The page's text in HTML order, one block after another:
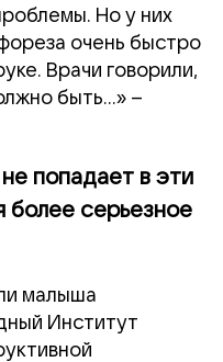
Но у них
очень быстро
Врачи говорили,
быть…» –
попадает в эти
более серьезное
малыша
Институт